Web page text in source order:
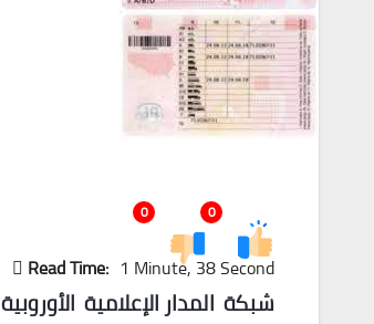
0
0
Read Time: 1 Minute, 38 Second
شبكة المدار الإعلامية الأوروبية